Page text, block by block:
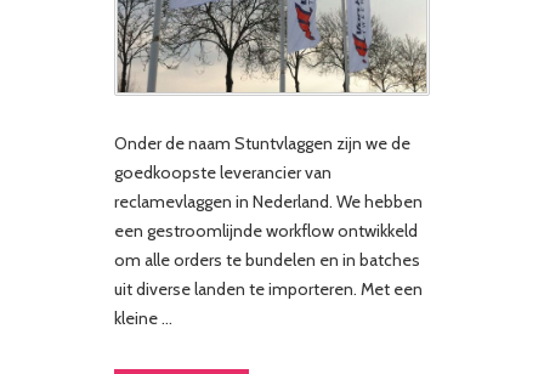
Onder de naam Stuntvlaggen zijn we de
goedkoopste leverancier van
reclamevlaggen in Nederland. We hebben
een gestroomlijnde workflow ontwikkeld
om alle orders te bundelen en in batches
uit diverse landen te importeren. Met een
kleine …